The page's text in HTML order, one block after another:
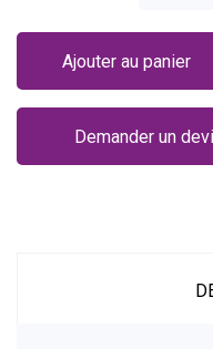
Ajouter au panier
Demander un